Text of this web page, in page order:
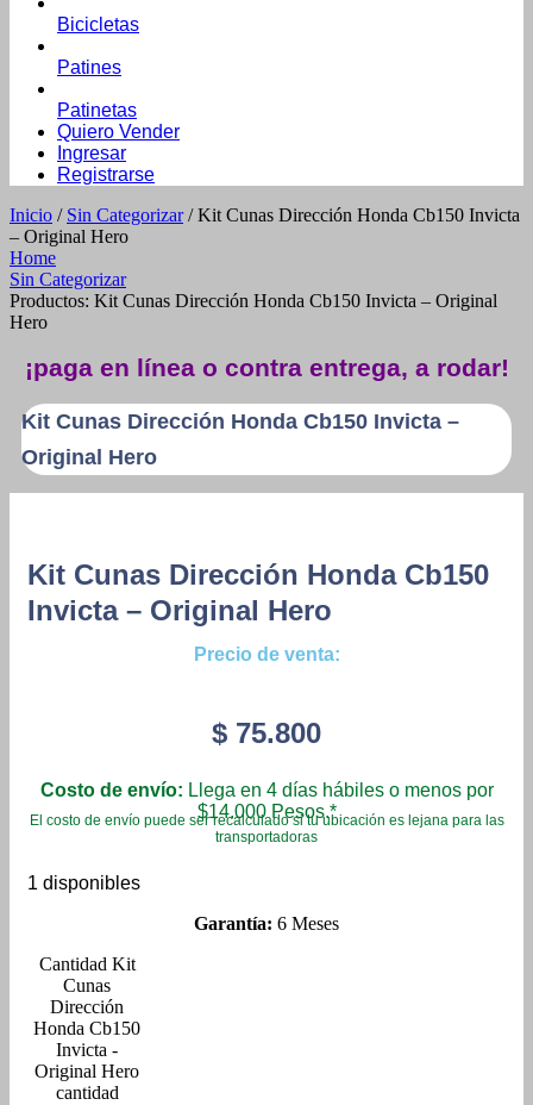
Bicicletas
Patines
Patinetas
Quiero Vender
Ingresar
Registrarse
Inicio / Sin Categorizar/ Kit Cunas Dirección Honda Cb150 Invicta
– Original Hero
Home
Sin Categorizar
Productos: Kit Cunas Dirección Honda Cb150 Invicta – Original
Hero
¡paga en línea o contra entrega, a rodar!
Kit Cunas Dirección Honda Cb150 Invicta –
Original Hero
Kit Cunas Dirección Honda Cb150
Invicta – Original Hero
Precio de venta:
$ 75.800
Costo de envío: Llega en 4 días hábiles o menos por
$14.000 Pesos.*
El costo de envío puede ser recalculado si tu ubicación es lejana para las
transportadoras
1 disponibles
Garantía: 6 Meses
Kit
Cunas
Dirección
Honda Cb150
Invicta -
Original Hero
cantidad